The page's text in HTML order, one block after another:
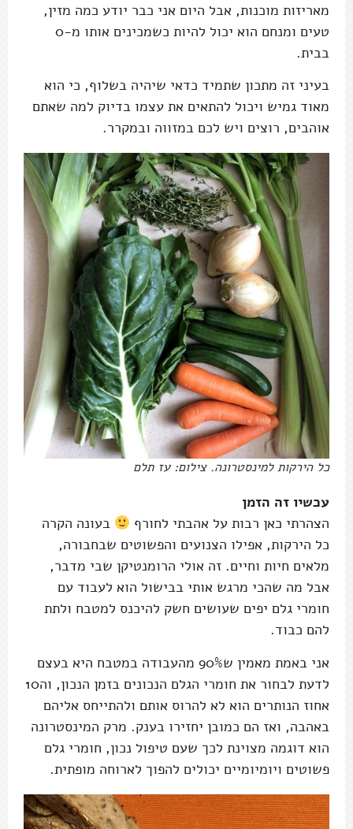
מאריזות מוכנות, אבל היום אני כבר יודע כמה מזין,
טעים ומנחם הוא יכול להיות כשמכינים אותו מ-0
בבית.
בעיני זה מתכון שתמיד כדאי שיהיה בשלוף, כי הוא
מאוד גמיש ויכול להתאים את עצמו בדיוק למה שאתם
אוהבים, רוצים ויש לכם במזווה ובמקרר.
כל הירקות למינסטרונה. צילום: עז תלם
עכשיו זה הזמן
הצהרתי כאן רבות על אהבתי לחורף
בעונה הקרה
כל הירקות, אפילו הצנועים והפשוטים שבחבורה,
מלאים חיות וחיים. זה אולי הרומנטיקן שבי מדבר,
אבל מה שהכי מרגש אותי בבישול הוא לעבוד עם
חומרי גלם יפים שעושים חשק להיכנס למטבח ולתת
להם כבוד.
אני באמת מאמין ש90% מהעבודה במטבח היא בעצם
לדעת לבחור את חומרי הגלם הנכונים בזמן הנכון, וה10
אחוז הנותרים הוא לא להרוס אותם ולהתייחס אליהם
באהבה, ואז הם כמובן יחזירו בענק. מרק המינסטרונה
הוא דוגמה מצוינת לכך שעם טיפול נכון, חומרי גלם
פשוטים ויומיומיים יכולים להפוך לארוחה מופתית.